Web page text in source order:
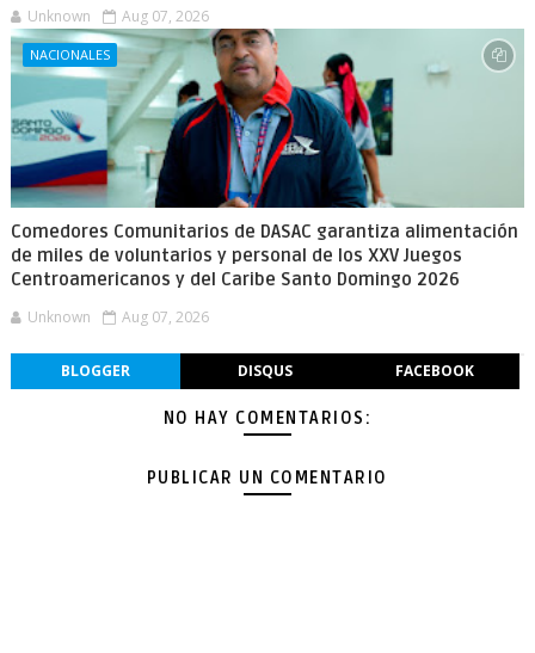
Unknown Aug 07, 2026
NACIONALES
Comedores Comunitarios de DASAC garantiza alimentación
de miles de voluntarios y personal de los XXV Juegos
Centroamericanos y del Caribe Santo Domingo 2026
Unknown Aug 07, 2026
BLOGGER DISQUS FACEBOOK
NO HAY COMENTARIOS:
PUBLICAR UN COMENTARIO